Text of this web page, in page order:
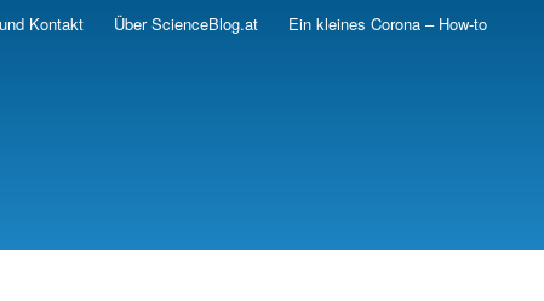
Kontakt Über ScienceBlog.at Ein kleines Corona – How-to